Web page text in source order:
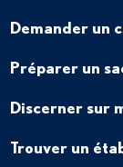
Demander un
Préparer un
Discerner sur
Trouver un